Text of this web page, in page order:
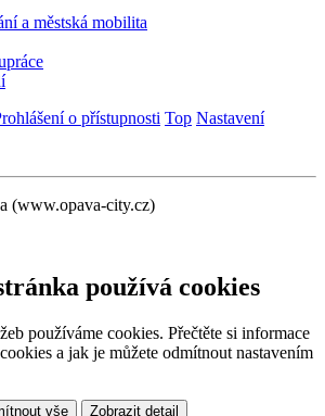
a městská mobilita
o přístupnosti Top Nastavení
(www.opava-city.cz)
používá cookies
používáme cookies. Přečtěte si informace
a jak je můžete odmítnout nastavením
vše Zobrazit detail